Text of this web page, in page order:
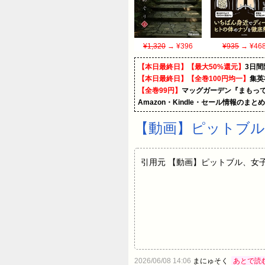
¥1,320 → ¥396 ¥935→
【本日最終日】【最大50%還元】 3日間
【本日最終日】【全巻100円均一】 集
【全巻99円】 マッグガーデン『まもっ
Amazon・Kindle・セール情報のまと
【動画】ピットブ
引用元 【動画】ピットブル、女
2026/06/08 14:06 まにゅそく あとで読